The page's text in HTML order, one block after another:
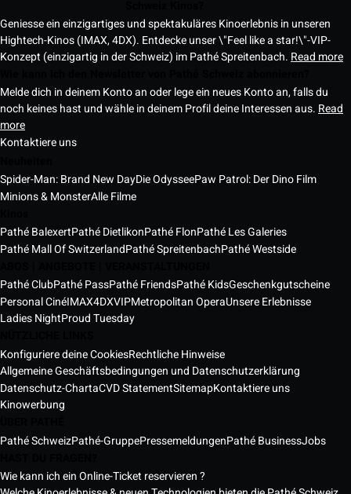
Geniesse ein einzigartiges und spektakuläres Kinoerlebnis in unseren
Hightech-Kinos (IMAX, 4DX). Entdecke unser \"Feel like a star!\"-VIP-
Konzept (einzigartig in der Schweiz) im Pathé Spreitenbach. Read more
Melde dich in deinem Konto an oder lege ein neues Konto an, falls du
noch keines hast und wähle in deinem Profil deine Interessen aus. Read
more
Kontaktiere uns
Spider-Man: Brand New DayDie OdysseePaw Patrol: Der Dino Film
Minions & MonsterAlle Filme
Pathé BalexertPathé DietlikonPathé FlonPathé Les Galeries
Pathé Mall Of SwitzerlandPathé SpreitenbachPathé Westside
Pathé ClubPathé PassPathé FriendsPathé KidsGeschenkgutscheine
Personal CinéIMAX4DXVIPMetropolitan OperaUnsere Erlebnisse
Ladies NightProud Tuesday
Konfiguriere deine CookiesRechtliche Hinweise
Allgemeine Geschäftsbedingungen und Datenschutzerklärung
Datenschutz-ChartaCVD StatementSitemapKontaktiere uns
Kinowerbung
Pathé SchweizPathé-GruppePressemeldungenPathé BusinessJobs
Wie kann ich ein Online-Ticket reservieren ?